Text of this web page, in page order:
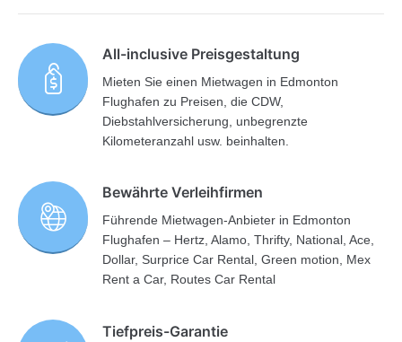
All-inclusive Preisgestaltung
Mieten Sie einen Mietwagen in Edmonton
Flughafen zu Preisen, die CDW,
Diebstahlversicherung, unbegrenzte
Kilometeranzahl usw. beinhalten.
Bewährte Verleihfirmen
Führende Mietwagen-Anbieter in Edmonton
Flughafen – Hertz, Alamo, Thrifty, National, Ace,
Dollar, Surprice Car Rental, Green motion, Mex
Rent a Car, Routes Car Rental
Tiefpreis-Garantie